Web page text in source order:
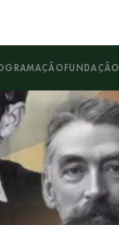
FUNDAÇÃO
& STÉPHANE MALLARMÉ